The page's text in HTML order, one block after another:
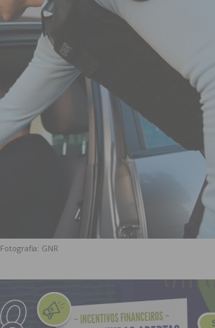
Fotografia: GNR